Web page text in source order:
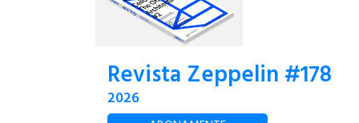
Revista Zeppelin #178
2026